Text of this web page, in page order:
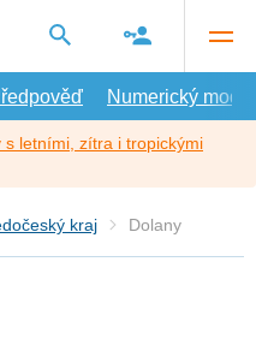
Numerický model
letními, zítra i tropickými
kraj Dolany